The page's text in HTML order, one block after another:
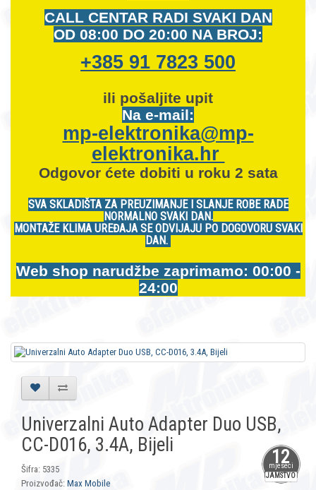
CALL CENTAR RADI SVAKI DAN
OD 08:00 DO 20:00 NA BROJ:
+385 91 7823 500
ili pošaljite upit
Na e-mail:
mp-elektronika@mp-
elektronika.hr
Odgovor ćete dobiti u roku 2 sata
SVA SKLADIŠTA ZA PREUZIMANJE I SLANJE ROBE RADE
NORMALNO SVAKI DAN.
MONTAŽE KLIMA UREĐAJA SE ODVIJAJU PO DOGOVORU SVAKI
DAN.
Web shop narudžbe zaprimamo: 00:00 -
24:00
12
mjeseci
JAMSTVO
Univerzalni Auto Adapter Duo USB,
CC-D016, 3.4A, Bijeli
Šifra: 5335
Proizvođač: Max Mobile